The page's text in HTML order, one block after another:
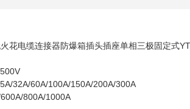
花电缆连接器防爆箱插头插座单相三极固定式
32A/60A/100A/150A/200A/300A
800A/1000A